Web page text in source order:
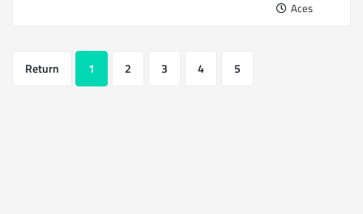
Aces
Return 1 2 3 4 5